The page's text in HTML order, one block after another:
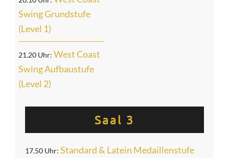
Swing Grundstufe
(Level 1)
21.20 Uhr: West Coast
Swing Aufbaustufe
(Level 2)
Saal 3
17.50 Uhr: Standard & Latein Medaillenstufe